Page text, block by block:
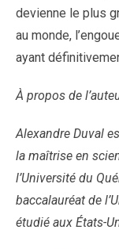
devienne le plus
au monde,
ayant
À propos de
Alexandre Duval
la maîtrise en
l’Université du
baccalauréat de
étudié aux États-